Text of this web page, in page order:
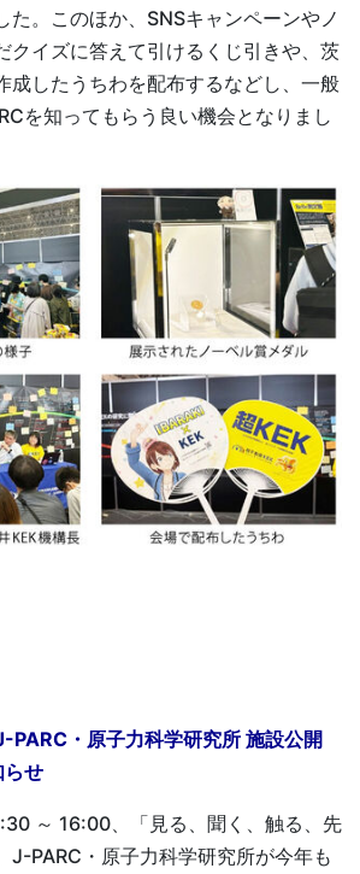
た。このほか、SNSキャンペーンやノ
クイズに答えて引けるくじ引きや、茨
成したうちわを配布するなどし、一般
を知ってもらう良い機会となりまし
・原子力科学研究所 施設公開
せ
～ 16:00、「見る、聞く、触る、先
J-PARC・原子力科学研究所が今年も